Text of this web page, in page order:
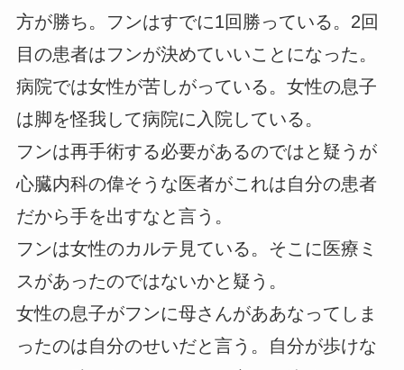
方が勝ち。フンはすでに1回勝っている。2回
目の患者はフンが決めていいことになった。
病院では女性が苦しがっている。女性の息子
は脚を怪我して病院に入院している。
フンは再手術する必要があるのではと疑うが
心臓内科の偉そうな医者がこれは自分の患者
だから手を出すなと言う。
フンは女性のカルテ見ている。そこに医療ミ
スがあったのではないかと疑う。
女性の息子がフンに母さんがああなってしま
ったのは自分のせいだと言う。自分が歩けな